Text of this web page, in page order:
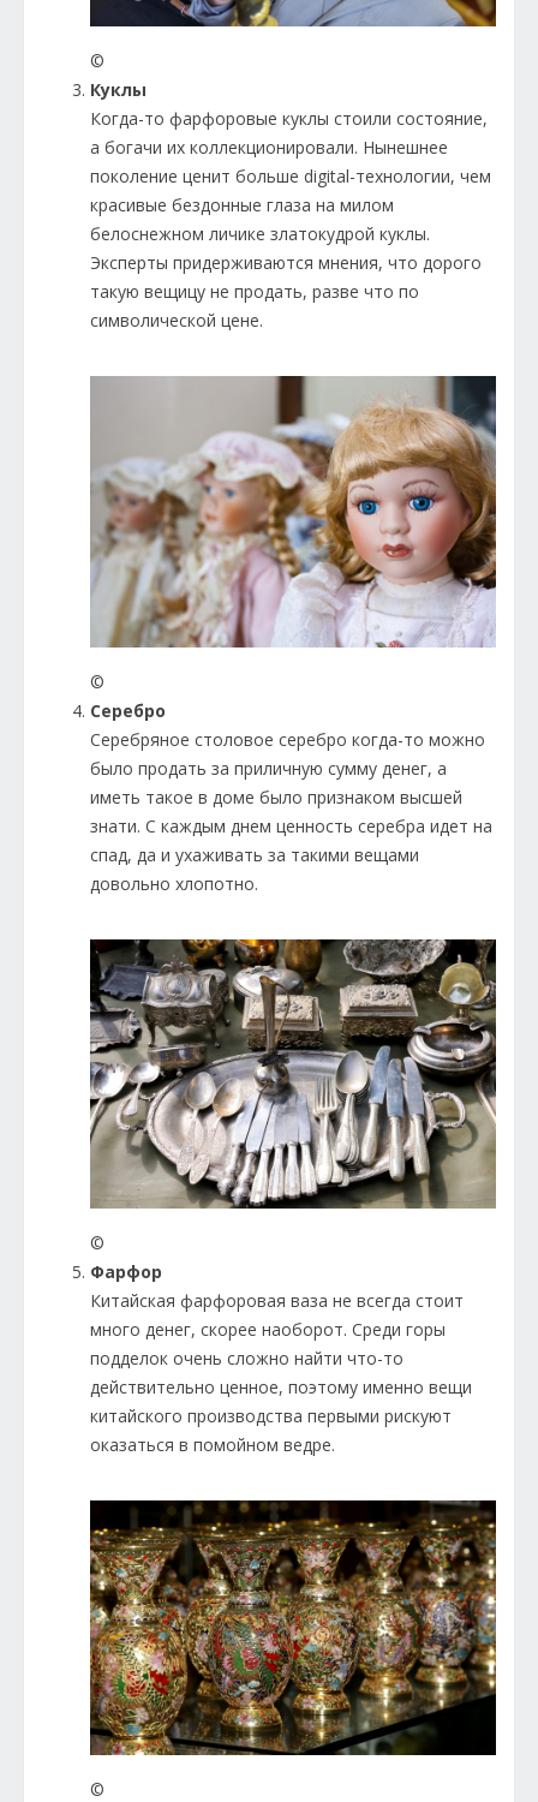
©
Куклы
Когда-то фарфоровые куклы стоили состояние,
а богачи их коллекционировали. Нынешнее
поколение ценит больше digital-технологии, чем
красивые бездонные глаза на милом
белоснежном личике златокудрой куклы.
Эксперты придерживаются мнения, что дорого
такую вещицу не продать, разве что по
символической цене.
©
Серебро
Серебряное столовое серебро когда-то можно
было продать за приличную сумму денег, а
иметь такое в доме было признаком высшей
знати. С каждым днем ценность серебра идет на
спад, да и ухаживать за такими вещами
довольно хлопотно.
©
Фарфор
Китайская фарфоровая ваза не всегда стоит
много денег, скорее наоборот. Среди горы
подделок очень сложно найти что-то
действительно ценное, поэтому именно вещи
китайского производства первыми рискуют
оказаться в помойном ведре.
©